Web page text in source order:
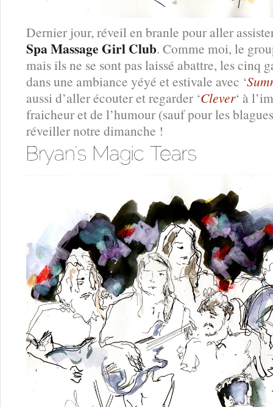
Dernier jour, réveil en branle pour aller
Spa Massage Girl Club. Comme moi, le
mais ils ne se sont pas laissé abattre, les cinq
dans une ambiance yéyé et estivale avec ‘
aussi d’aller écouter et regarder ‘Clever‘ à
fraicheur et de l’humour (sauf pour les
réveiller notre dimanche !